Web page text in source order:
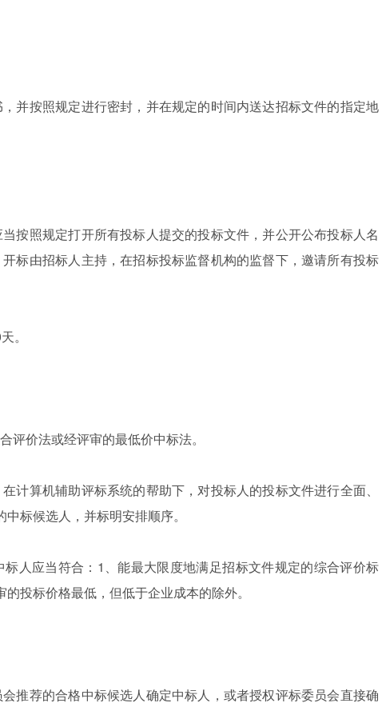
按照规定进行密封，并在规定的时间内送达招标文件的指定地
照规定打开所有投标人提交的投标文件，并公开公布投标人名
标由招标人主持，在招标投标监督机构的监督下，邀请所有投标
。
价法或经评审的最低价中标法。
算机辅助评标系统的帮助下，对投标人的投标文件进行全面、
标候选人，并标明安排顺序。
应当符合：1、能最大限度地满足招标文件规定的综合评价标
投标价格最低，但低于企业成本的除外。
荐的合格中标候选人确定中标人，或者授权评标委员会直接确